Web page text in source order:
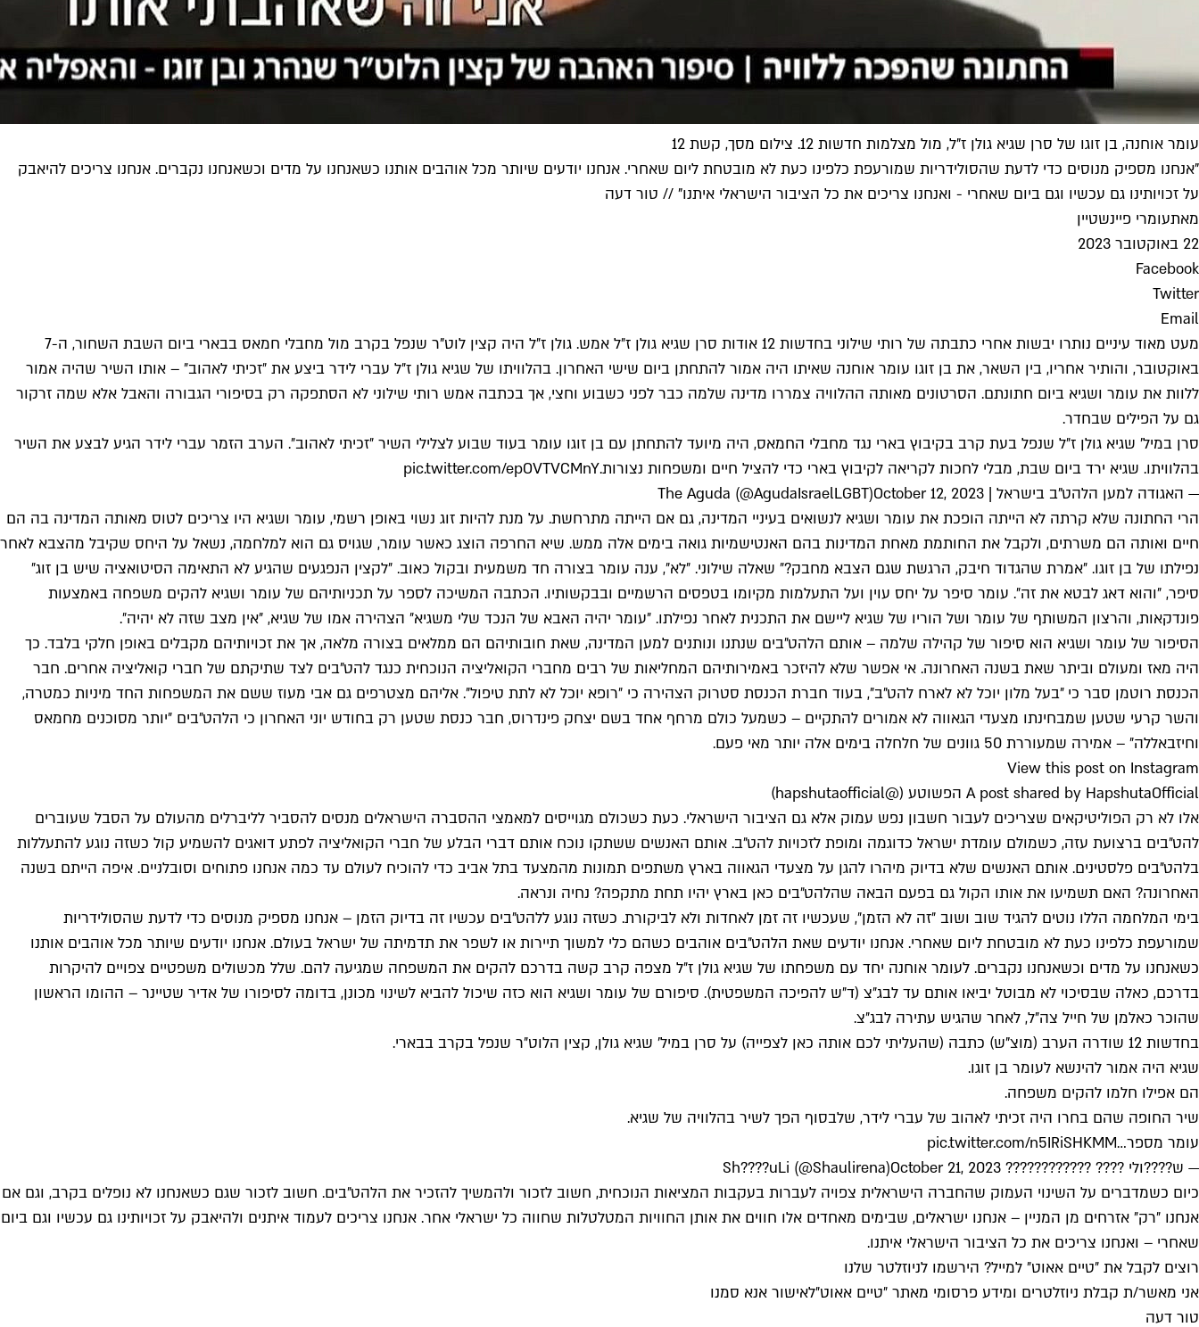
עומר אוחנה, בן זוגו של סרן שגיא גולן ז"ל, מול מצלמות חדשות 12. צילום מסך, קשת 12
"אנחנו מספיק מנוסים כדי לדעת שהסולידריות שמורעפת כלפינו כעת לא מובטחת ליום שאחרי. אנחנו יודעים שיותר מכל אוהבים אותנו כשאנחנו על מדים וכשאנחנו נקברים. אנחנו צריכים להיאבק
על זכויותינו גם עכשיו וגם ביום שאחרי - ואנחנו צריכים את כל הציבור הישראלי איתנו" // טור דעה
מאתעומרי פיינשטיין
22 באוקטובר 2023
Facebook
Twitter
Email
מעט מאוד עיניים נותרו יבשות אחרי כתבתה של רותי שילוני בחדשות 12 אודות סרן שגיא גולן ז״ל אמש. גולן ז״ל היה קצין לוט"ר שנפל בקרב מול מחבלי חמאס בבארי ביום השבת השחור, ה-7
באוקטובר, והותיר אחריו, בין השאר, את בן זוגו עומר אוחנה שאיתו היה אמור להתחתן ביום שישי האחרון. בהלוויתו של שגיא גולן ז״ל עברי לידר ביצע את ״זכיתי לאהוב״ – אותו השיר שהיה אמור
ללוות את עומר ושגיא ביום חתונתם. הסרטונים מאותה ההלוויה צמררו מדינה שלמה כבר לפני כשבוע וחצי, אך בכתבה אמש רותי שילוני לא הסתפקה רק בסיפורי הגבורה והאבל אלא שמה זרקור
גם על הפילים שבחדר.
סרן במיל׳ שגיא גולן ז״ל שנפל בעת קרב בקיבוץ בארי נגד מחבלי החמאס, היה מיועד להתחתן עם בן זוגו עומר בעוד שבוע לצלילי השיר ״זכיתי לאהוב״. הערב הזמר עברי לידר הגיע לבצע את השיר
בהלוויתו. שגיא ירד ביום שבת, מבלי לחכות לקריאה לקיבוץ בארי כדי להציל חיים ומשפחות נצורות.pic.twitter.com/epOVTVCMnY
— האגודה למען הלהט"ב בישראל | The Aguda (@AgudaIsraelLGBT) October 12, 2023
הרי החתונה שלא קרתה לא הייתה הופכת את עומר ושגיא לנשואים בעיניי המדינה, גם אם הייתה מתרחשת. על מנת להיות זוג נשוי באופן רשמי, עומר ושגיא היו צריכים לטוס מאותה המדינה בה הם
חיים ואותה הם משרתים, ולקבל את החותמת מאחת המדינות בהם האנטישמיות גואה בימים אלה ממש. שיא החרפה הוצג כאשר עומר, שגויס גם הוא למלחמה, נשאל על היחס שקיבל מהצבא לאחר
נפילתו של בן זוגו. ״אמרת שהגדוד חיבק, הרגשת שגם הצבא מחבק?״ שאלה שילוני. ״לא״, ענה עומר בצורה חד משמעית ובקול כאוב. ״לקצין הנפגעים שהגיע לא התאימה הסיטואציה שיש בן זוג״
סיפר, ״והוא דאג לבטא את זה״. עומר סיפר על יחס עוין ועל התעלמות מקיומו בטפסים הרשמיים ובבקשותיו. הכתבה המשיכה לספר על תכניותיהם של עומר ושגיא להקים משפחה באמצעות
פונדקאות, והרצון המשותף של עומר ושל הוריו של שגיא ליישם את התכנית לאחר נפילתו. ״עומר יהיה האבא של הנכד שלי משגיא״ הצהירה אמו של שגיא, ״אין מצב שזה לא יהיה״.
הסיפור של עומר ושגיא הוא סיפור של קהילה שלמה – אותם הלהט״בים שנתנו ונותנים למען המדינה, שאת חובותיהם הם ממלאים בצורה מלאה, אך את זכויותיהם מקבלים באופן חלקי בלבד. כך
היה מאז ומעולם וביתר שאת בשנה האחרונה. אי אפשר שלא להיזכר באמירותיהם המחליאות של רבים מחברי הקואליציה הנוכחית כנגד להט״בים לצד שתיקתם של חברי קואליציה אחרים. חבר
הכנסת רוטמן סבר כי ״בעל מלון יוכל לא לארח להט״ב״, בעוד חברת הכנסת סטרוק הצהירה כי ״רופא יוכל לא לתת טיפול״. אליהם מצטרפים גם אבי מעוז ששם את המשפחות החד מיניות כמטרה,
והשר קרעי שטען שמבחינתו מצעדי הגאווה לא אמורים להתקיים – כשמעל כולם מרחף אחד בשם יצחק פינדרוס, חבר כנסת שטען רק בחודש יוני האחרון כי הלהט״בים ״יותר מסוכנים מחמאס
וחיזבאללה״ – אמירה שמעוררת 50 גוונים של חלחלה בימים אלה יותר מאי פעם.
View this post on Instagram
A post shared by HapshutaOfficial הפשוטע (@hapshutaofficial)
אלו לא רק הפוליטיקאים שצריכים לעבור חשבון נפש עמוק אלא גם הציבור הישראלי. כעת כשכולם מגוייסים למאמצי ההסברה הישראלים מנסים להסביר לליברלים מהעולם על הסבל שעוברים
להט״בים ברצועת עזה, כשמולם עומדת ישראל כדוגמה ומופת לזכויות להט״ב. אותם האנשים ששתקו נוכח אותם דברי הבלע של חברי הקואליציה לפתע דואגים להשמיע קול כשזה נוגע להתעללות
בלהט״בים פלסטינים. אותם האנשים שלא בדיוק מיהרו להגן על מצעדי הגאווה בארץ משתפים תמונות מהמצעד בתל אביב כדי להוכיח לעולם עד כמה אנחנו פתוחים וסובלניים. איפה הייתם בשנה
האחרונה? האם תשמיעו את אותו הקול גם בפעם הבאה שהלהט״בים כאן בארץ יהיו תחת מתקפה? נחיה ונראה.
בימי המלחמה הללו נוטים להגיד שוב ושוב ״זה לא הזמן״, שעכשיו זה זמן לאחדות ולא לביקורת. כשזה נוגע ללהט״בים עכשיו זה בדיוק הזמן – אנחנו מספיק מנוסים כדי לדעת שהסולידריות
שמורעפת כלפינו כעת לא מובטחת ליום שאחרי. אנחנו יודעים שאת הלהט״בים אוהבים כשהם כלי למשוך תיירות או לשפר את תדמיתה של ישראל בעולם. אנחנו יודעים שיותר מכל אוהבים אותנו
כשאנחנו על מדים וכשאנחנו נקברים. לעומר אוחנה יחד עם משפחתו של שגיא גולן ז״ל מצפה קרב קשה בדרכם להקים את המשפחה שמגיעה להם. שלל מכשולים משפטיים צפויים להיקרות
בדרכם, כאלה שבסיכוי לא מבוטל יביאו אותם עד לבג״צ (ד״ש להפיכה המשפטית). סיפורם של עומר ושגיא הוא כזה שיכול להביא לשינוי מכונן, בדומה לסיפורו של אדיר שטיינר – ההומו הראשון
שהוכר כאלמן של חייל צה״ל, לאחר שהגיש עתירה לבג״צ.
בחדשות 12 שודרה הערב (מוצ"ש) כתבה (שהעליתי לכם אותה כאן לצפייה) על סרן במיל׳ שגיא גולן, קצין הלוט״ר שנפל בקרב בבארי.
שגיא היה אמור להינשא לעומר בן זוגו.
הם אפילו חלמו להקים משפחה.
שיר החופה שהם בחרו היה זכיתי לאהוב של עברי לידר, שלבסוף הפך לשיר בהלוויה של שגיא.
עומר מספר…pic.twitter.com/n5IRiSHKMM
— ש????ולי ???? ????️????️‍???? Sh????uLi (@Shaulirena) October 21, 2023
כיום כשמדברים על השינוי העמוק שהחברה הישראלית צפויה לעברות בעקבות המציאות הנוכחית, חשוב לזכור ולהמשיך להזכיר את הלהט״בים. חשוב לזכור שגם כשאנחנו לא נופלים בקרב, וגם אם
אנחנו ״רק״ אזרחים מן המניין – אנחנו ישראלים, שבימים מאחדים אלו חווים את אותן החוויות המטלטלות שחווה כל ישראלי אחר. אנחנו צריכים לעמוד איתנים ולהיאבק על זכויותינו גם עכשיו וגם ביום
שאחרי – ואנחנו צריכים את כל הציבור הישראלי איתנו.
רוצים לקבל את ״טיים אאוט״ למייל? הירשמו לניוזלטר שלנו
אני מאשר/ת קבלת ניוזלטרים ומידע פרסומי מאתר ״טיים אאוט״לאישור אנא סמנו
טור דעה